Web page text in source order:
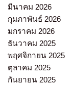
มีนาคม 2026
กุมภาพันธ์ 2026
มกราคม 2026
ธันวาคม 2025
พฤศจิกายน 2025
ตุลาคม 2025
กันยายน 2025